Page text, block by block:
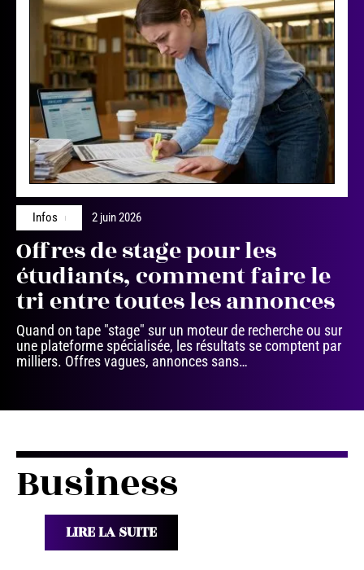
Infos 2 juin 2026
Offres de stage pour les
étudiants, comment faire le
tri entre toutes les annonces
Quand on tape "stage" sur un moteur de recherche ou sur
une plateforme spécialisée, les résultats se comptent par
milliers. Offres vagues, annonces sans…
Business
LIRE LA SUITE